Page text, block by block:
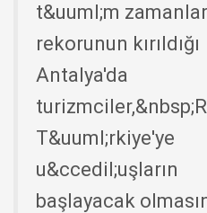
t&uuml;m
rekorunun kırıldığı
Antalya'da
T&uuml;rkiye'ye
u&ccedil;uşların
başlayacak